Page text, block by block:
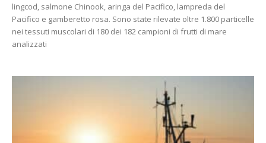
lingcod, salmone Chinook, aringa del Pacifico, lampreda del
Pacifico e gamberetto rosa. Sono state rilevate oltre 1.800 particelle
nei tessuti muscolari di 180 dei 182 campioni di frutti di mare
analizzati